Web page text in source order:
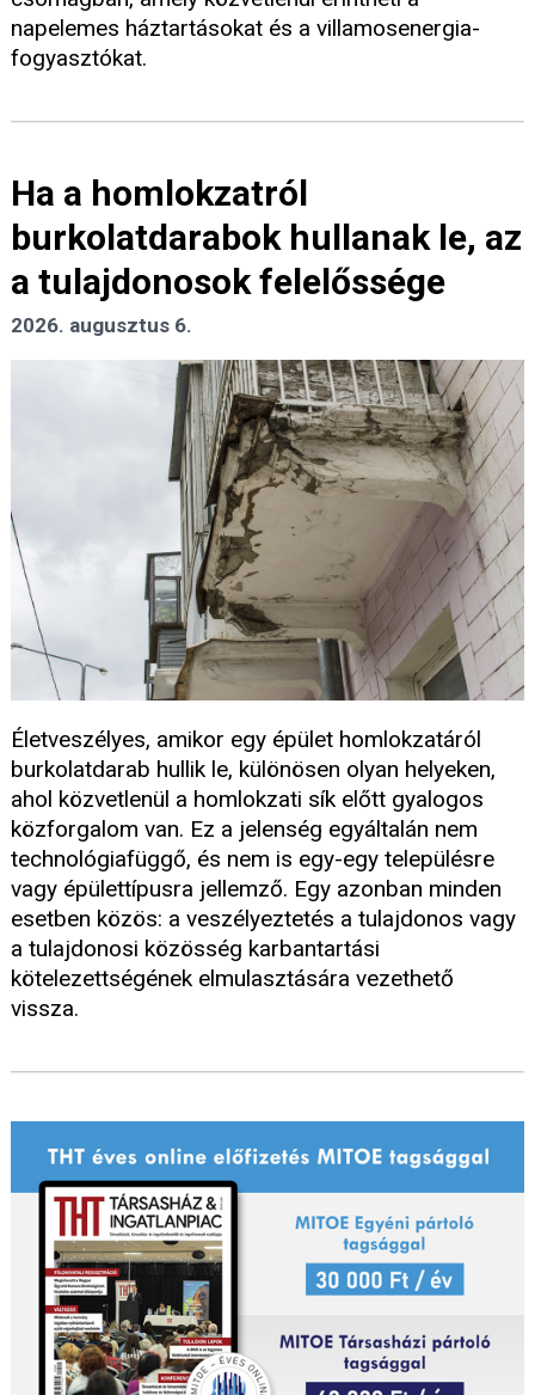
napelemes háztartásokat és a villamosenergia-
fogyasztókat.
Ha a homlokzatról
burkolatdarabok hullanak le, az
a tulajdonosok felelőssége
2026. augusztus 6.
Életveszélyes, amikor egy épület homlokzatáról
burkolatdarab hullik le, különösen olyan helyeken,
ahol közvetlenül a homlokzati sík előtt gyalogos
közforgalom van. Ez a jelenség egyáltalán nem
technológiafüggő, és nem is egy-egy településre
vagy épülettípusra jellemző. Egy azonban minden
esetben közös: a veszélyeztetés a tulajdonos vagy
a tulajdonosi közösség karbantartási
kötelezettségének elmulasztására vezethető
vissza.